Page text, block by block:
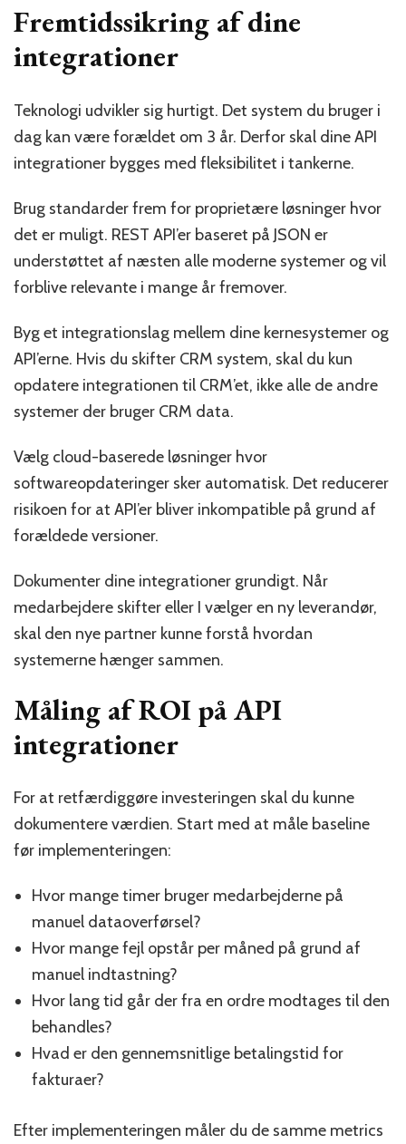
Fremtidssikring af dine
integrationer
Teknologi udvikler sig hurtigt. Det system du bruger i
dag kan være forældet om 3 år. Derfor skal dine API
integrationer bygges med fleksibilitet i tankerne.
Brug standarder frem for proprietære løsninger hvor
det er muligt. REST API’er baseret på JSON er
understøttet af næsten alle moderne systemer og vil
forblive relevante i mange år fremover.
Byg et integrationslag mellem dine kernesystemer og
API’erne. Hvis du skifter CRM system, skal du kun
opdatere integrationen til CRM’et, ikke alle de andre
systemer der bruger CRM data.
Vælg cloud-baserede løsninger hvor
softwareopdateringer sker automatisk. Det reducerer
risikoen for at API’er bliver inkompatible på grund af
forældede versioner.
Dokumenter dine integrationer grundigt. Når
medarbejdere skifter eller I vælger en ny leverandør,
skal den nye partner kunne forstå hvordan
systemerne hænger sammen.
Måling af ROI på API
integrationer
For at retfærdiggøre investeringen skal du kunne
dokumentere værdien. Start med at måle baseline
før implementeringen:
Hvor mange timer bruger medarbejderne på
manuel dataoverførsel?
Hvor mange fejl opstår per måned på grund af
manuel indtastning?
Hvor lang tid går der fra en ordre modtages til den
behandles?
Hvad er den gennemsnitlige betalingstid for
fakturaer?
Efter implementeringen måler du de samme metrics